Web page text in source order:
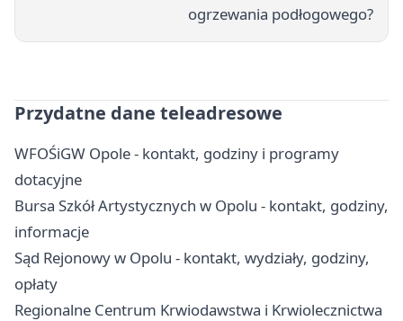
ogrzewania podłogowego?
Przydatne dane teleadresowe
WFOŚiGW Opole - kontakt, godziny i programy
dotacyjne
Bursa Szkół Artystycznych w Opolu - kontakt, godziny,
informacje
Sąd Rejonowy w Opolu - kontakt, wydziały, godziny,
opłaty
Regionalne Centrum Krwiodawstwa i Krwiolecznictwa